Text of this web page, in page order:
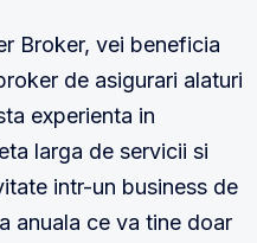
Broker, vei beneficia
de asigurari alaturi
experienta in
larga de servicii si
intr-un business de
anuala ce va tine doar